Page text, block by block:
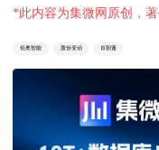
*此内容为集微网原创，
佰奥智能 股份变动 肖朝蓬